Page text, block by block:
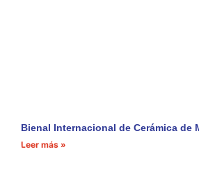
Bienal Internacional de Cerámica de
Leer más »